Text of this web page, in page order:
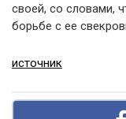
своей, со словами,
борьбе с ее
источник